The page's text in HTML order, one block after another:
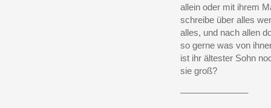
allein oder mit ihrem
schreibe über alles
alles, und nach allen
so gerne was von
ist ihr ältester Sohn
sie groß?